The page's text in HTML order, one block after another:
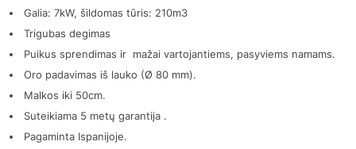
Galia: 7kW, šildomas tūris: 210m3
Trigubas degimas
Puikus sprendimas ir mažai vartojantiems, pasyviems namams.
Oro padavimas iš lauko (Ø 80 mm).
Malkos iki 50cm.
Suteikiama 5 metų garantija .
Pagaminta Ispanijoje.